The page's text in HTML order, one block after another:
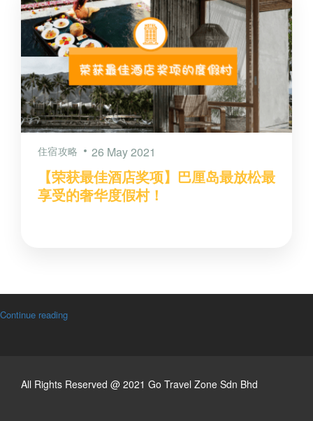
住宿攻略 26 May 2021
【荣获最佳酒店奖项】巴厘岛最放松最
享受的奢华度假村！
Continue reading
All Rights Reserved @ 2021 Go Travel Zone Sdn Bhd